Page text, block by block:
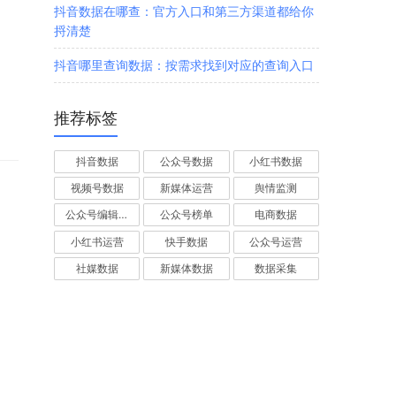
抖音数据在哪查：官方入口和第三方渠道都给你
捋清楚
抖音哪里查询数据：按需求找到对应的查询入口
推荐标签
抖音数据 公众号数据 小红书数据
视频号数据 新媒体运营 舆情监测
公众号编辑器 公众号榜单 电商数据
小红书运营 快手数据 公众号运营
社媒数据 新媒体数据 数据采集